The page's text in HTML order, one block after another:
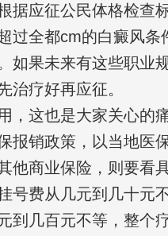
据应征公民体格检查
过全都cm的白癜风条
如果未来有这些职业
治疗好再应征。
，这也是大家关心的
报销政策，以当地医
他商业保险，则要看
号费从几元到几十元
到几百元不等，整个